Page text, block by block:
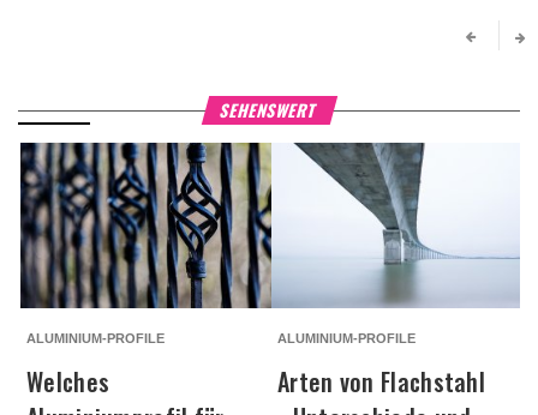
SEHENSWERT
ALUMINIUM-PROFILE
Welches
ALUMINIUM-PROFILE
Arten von Flachstahl